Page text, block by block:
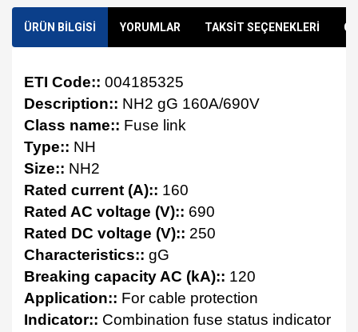
ÜRÜN BİLGİSİ YORUMLAR TAKSİT SEÇENEKLERİ
ETI Code:: 004185325
Description:: NH2 gG 160A/690V
Class name:: Fuse link
Type:: NH
Size:: NH2
Rated current (A):: 160
Rated AC voltage (V):: 690
Rated DC voltage (V):: 250
Characteristics:: gG
Breaking capacity AC (kA):: 120
Application:: For cable protection
Indicator:: Combination fuse status indicator